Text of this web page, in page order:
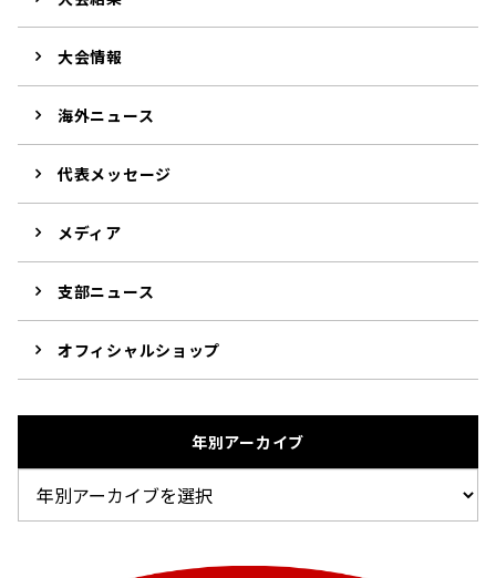
大会情報
海外ニュース
代表メッセージ
メディア
支部ニュース
オフィシャルショップ
年別アーカイブ